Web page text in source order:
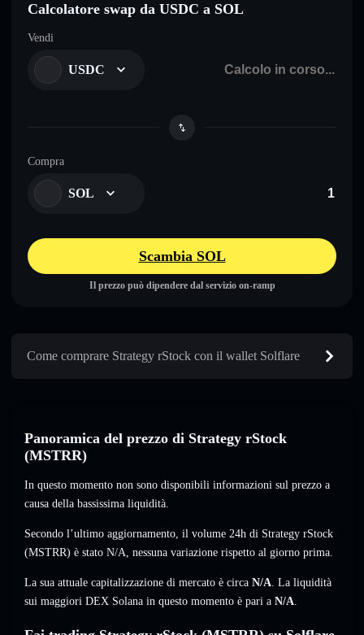
Calcolatore swap da USDC a SOL
Vendi
USDC
Compra
SOL
Scambia SOL
Il prezzo può dipendere dal servizio on-ramp
Come comprare Strategy rStock con il wallet Solflare
Panoramica del prezzo di Strategy rStock
(MSTRR)
In questo momento non sono disponibili informazioni sul prezzo a
causa della bassissima liquidità.
Secondo l’ultimo aggiornamento, il volume 24h di Strategy rStock
(MSTRR) è stato N/A, nessuna variazione rispetto al giorno prima.
La sua attuale capitalizzazione di mercato è circa N/A. La liquidità
sui maggiori DEX Solana in questo momento è pari a N/A.